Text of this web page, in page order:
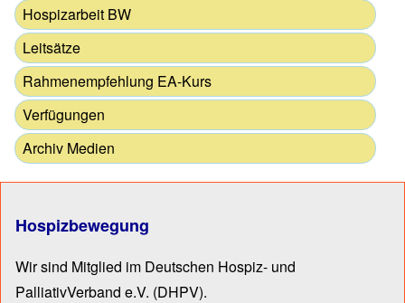
Hospizarbeit BW
Leitsätze
Rahmenempfehlung EA-Kurs
Verfügungen
Archiv Medien
Hospizbewegung
Wir sind Mitglied im Deutschen Hospiz- und
PalliativVerband e.V. (DHPV).